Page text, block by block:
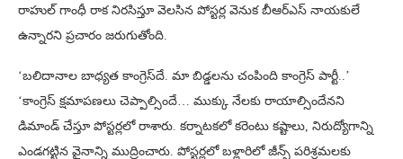
రాహుల్ గాంధీ రాక నిరసిస్తూ వెలసిన పోస్టర్ల వెనుక బీఆర్ఎస్ నాయకులే
ఉన్నారని ప్రచారం జరుగుతోంది.
‘బలిదానాల బాధ్యత కాంగ్రెస్‌దే. మా బిడ్డలను చంపింది కాంగ్రెస్ పార్టీ..’
‘కాంగ్రెస్ క్షమాపణలు చెప్పాల్సిందే… ముక్కు నేలకు రాయాల్సిందేనని
డిమాండ్ చేస్తూ పోస్టర్లలో రాశారు. కర్నాటకలో కరెంటు కష్టాలు, నిరుద్యోగాన్ని
ఎండగట్టిన వైనాన్ని ముద్రించారు. పోస్టర్లలో బళ్లారిలో జీన్స్ పరిశ్రమలకు